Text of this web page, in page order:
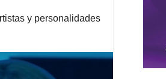
y personalidades